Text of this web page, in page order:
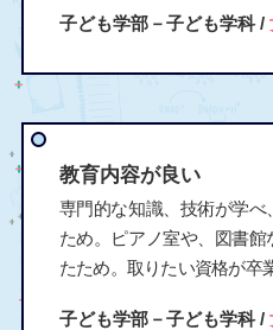
子ども学部－子ども学科 /
教育内容が良い
専門的な知識、技術が学
ため。ピアノ室や、図書
たため。取りたい資格が卒
子ども学部－子ども学科 /